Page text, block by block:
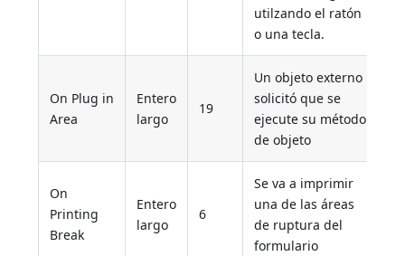
utilzando el ratón
o una tecla.
On Plug in
Area
Entero
largo
19
Un objeto externo
solicitó que se
ejecute su método
de objeto
On
Printing
Break
Entero
largo
6
Se va a imprimir
una de las áreas
de ruptura del
formulario